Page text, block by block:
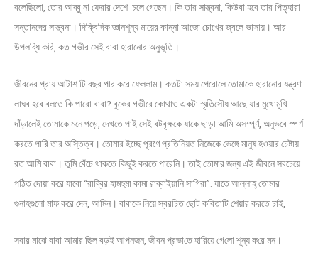
বলেছিলো, তোর আব্বু না ফেরার দেশে চলে গেছেন। কি তার সান্ত্বনা, কিউবা হবে তার পিতৃহারা
সন্তানদের সান্ত্বনা। দিক্বিদিক জ্ঞানশূন্য মায়ের কান্না আজো চোখের জ্বলে ভাসায়। আর
উপলব্ধি করি, কত গভীর সেই বাবা হারানোর অনুভূতি।
জীবনের প্রায় আটাশ টি বছর পার করে ফেললাম। কতটা সময় পেরোলে তোমাকে হারানোর যন্ত্রণা
লাঘব হবে বলতে কি পারো বাবা? বুকের গভীরে কোথাও একটা স্মৃতিসৌধ আছে যার মুখোমুখি
দাঁড়ালেই তোমাকে মনে পড়ে, দেখতে পাই সেই বটবৃক্ষকে যাকে ছাড়া আমি অসম্পূর্ণ, অনুভবে স্পর্শ
করতে পারি তার অস্তিত্ব। তোমার ইচ্ছে পূরণে প্রতিনিয়ত নিজেকে ভেঙ্গে মানুষ হওয়ার চেষ্টায়
রত আমি বাবা। তুমি বেঁচে থাকতে কিছুই করতে পারেনি। তাই তোমার জন্য এই জীবনে সবচেয়ে
পঠিত দোয়া করে যাবো “রাব্বির হামহুমা কামা রাব্বাইয়ানি সাগিরা”. যাতে আল্লাহ্‌ তোমার
গুনাহগুলো মাফ করে দেন, আমিন। বাবাকে নিয়ে স্বরচিত ছোট কবিতাটি শেয়ার করতে চাই,
সবার মাঝ‌ে বাবা আমার ছিল বড়ই আপনজন, জীবন প্রভা‌তে হারিয়‌ে গে‌লো শূন্য ক‌রে‌ মন।